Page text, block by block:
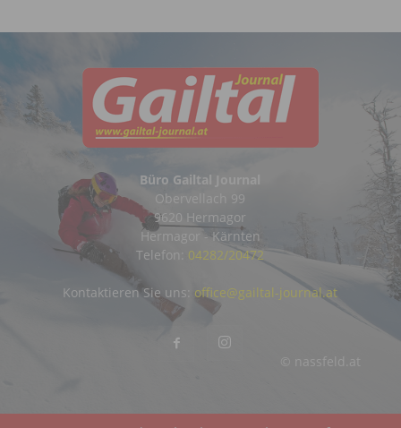
Büro Gailtal Journal
Obervellach 99
9620 Hermagor
Hermagor - Kärnten
Telefon: 04282/20472
© nassfeld.at
Kontaktieren Sie uns: office@gailtal-journal.at